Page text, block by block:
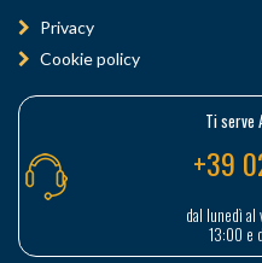
Privacy
Cookie policy
Ti serve
+39
dal lunedì
13:00 e